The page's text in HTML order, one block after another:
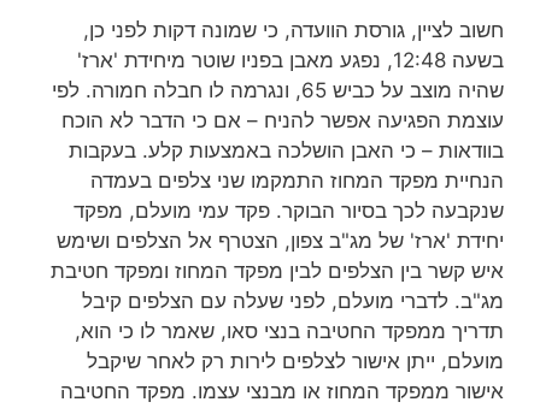
חשוב לציין, גורסת הוועדה, כי שמונה דקות לפני כן,
בשעה 12:48, נפגע מאבן בפניו שוטר מיחידת 'ארז'
שהיה מוצב על כביש 65, ונגרמה לו חבלה חמורה. לפי
עוצמת הפגיעה אפשר להניח – אם כי הדבר לא הוכח
בוודאות – כי האבן הושלכה באמצעות קלע. בעקבות
הנחיית מפקד המחוז התמקמו שני צלפים בעמדה
שנקבעה לכך בסיור הבוקר. פקד עמי מועלם, מפקד
יחידת 'ארז' של מג"ב צפון, הצטרף אל הצלפים ושימש
איש קשר בין הצלפים לבין מפקד המחוז ומפקד חטיבת
מג"ב. לדברי מועלם, לפני שעלה עם הצלפים קיבל
תדריך ממפקד החטיבה בנצי סאו, שאמר לו כי הוא,
מועלם, ייתן אישור לצלפים לירות רק לאחר שיקבל
אישור ממפקד המחוז או מבנצי עצמו. מפקד החטיבה